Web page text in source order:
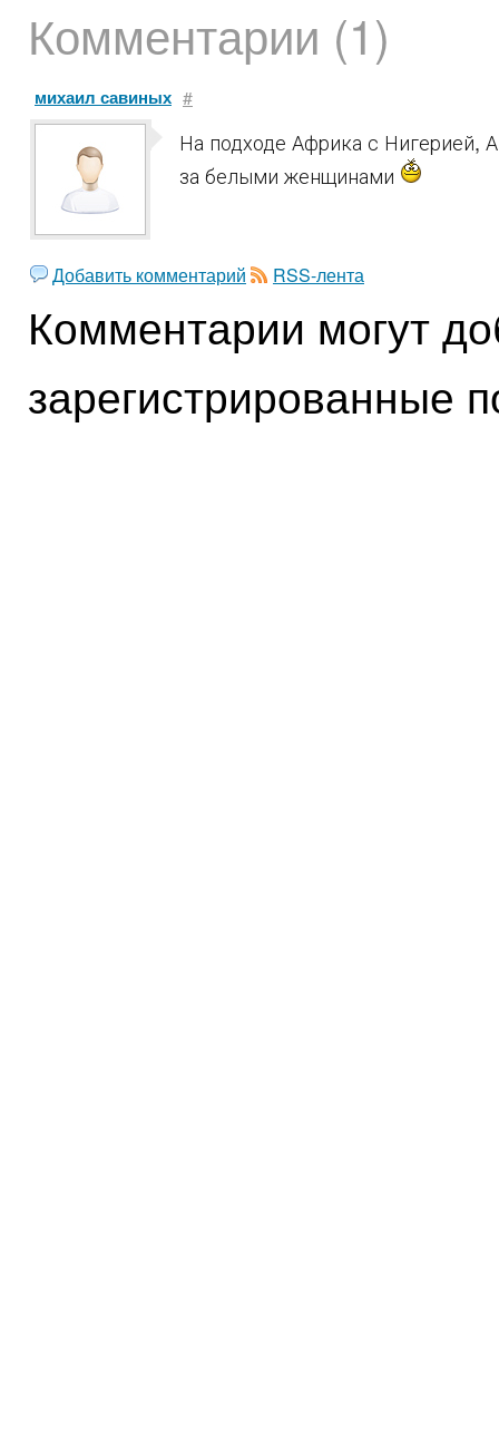
Комментарии (1)
михаил савиных #
На подходе Африка с Нигерией,
за белыми женщинами
Добавить комментарий RSS-лента
Комментарии могут
зарегистрированные